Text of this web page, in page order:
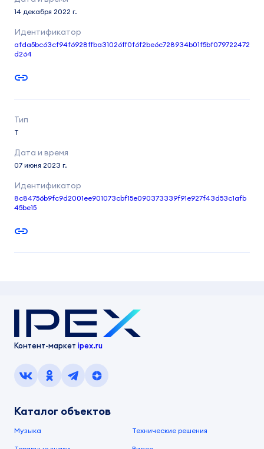
14 декабря 2022 г.
afda5bc63cf94f6928ffba31026ff0f6f2be6c728934b01f5bf079722472
d264
T
07 июня 2023 г.
8c84756b9fc9d2001ee901073cbf15e090373339f91e927f43d53c1afb
45be15
Контент-маркет ipex.ru
Каталог объектов
Музыка Технические решения